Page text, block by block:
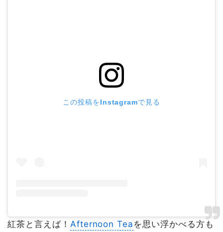
この投稿をInstagramで見る
紅茶と言えば！ Afternoon Tea を思い浮かべる方も